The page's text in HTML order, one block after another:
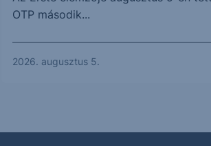
OTP második...
2026. augusztus 5.